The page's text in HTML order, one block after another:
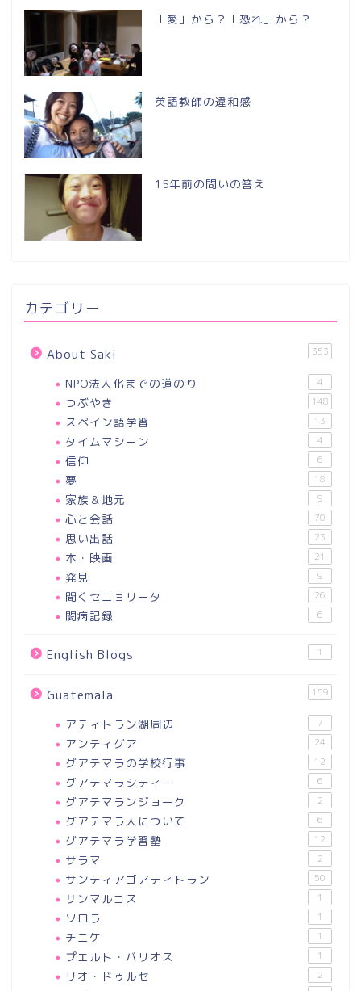
「愛」から？「恐れ」から？
英語教師の違和感
15年前の問いの答え
カテゴリー
About Saki 353
NPO法人化までの道のり 4
つぶやき 148
スペイン語学習 13
タイムマシーン 4
信仰 6
夢 18
家族＆地元 9
心と会話 70
思い出話 23
本・映画 21
発見 9
聞くセニョリータ 26
闘病記録 6
English Blogs 1
Guatemala 159
アティトラン湖周辺 7
アンティグア 24
グアテマラの学校行事 12
グアテマラシティー 6
グアテマランジョーク 2
グアテマラ人について 6
グアテマラ学習塾 12
サラマ 2
サンティアゴアティトラン 50
サンマルコス 1
ソロラ 1
チニケ 1
プエルト・バリオス 1
リオ・ドゥルセ 2